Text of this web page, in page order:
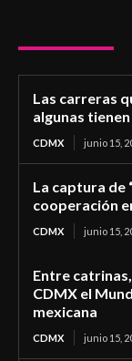
Las carreras
algunas
CDMX junio 15,
La captura de
cooperación
CDMX junio 15,
Entre
CDMX el
mexicana
CDMX junio 15,